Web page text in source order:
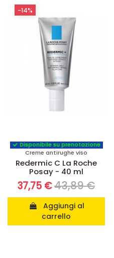
Disponibile su prenotazione
Creme antirughe viso
Redermic C La Roche
Posay - 40 ml
37,75 €43,89 €
carrello
-14%